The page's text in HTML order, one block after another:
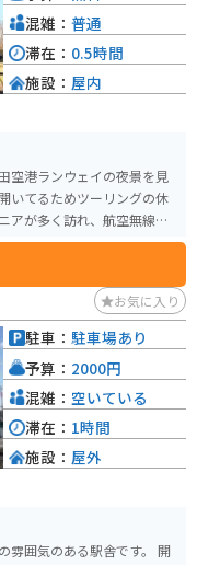
空港ランウェイの夜景を見
いてるためツーリングの休
アが多く訪れ、航空無線を
です。
混雑： 普通
滞在： 0.5時間
施設： 屋内
お気に入り
雰囲気のある駅舎です。 開
駐車： 駐車場あり
予算： 2000円
混雑： 空いている
滞在： 1時間
施設： 屋外